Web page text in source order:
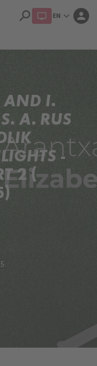
search EN expand_more person
AND I.
A. RUS
-
2 (